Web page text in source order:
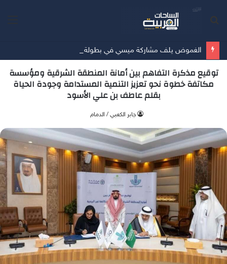
الغموض يلف مشاركة ميسي في بطولة كوبا أمريكا
توقيع مذكرة التفاهم بين أمانة المنطقة الشرقية ومؤسسة
مكاتفة خطوة نحو تعزيز التنمية المستدامة وجودة الحياة
بقلم عاطف بن علي الأسود
جابر الكعبي / الدمام